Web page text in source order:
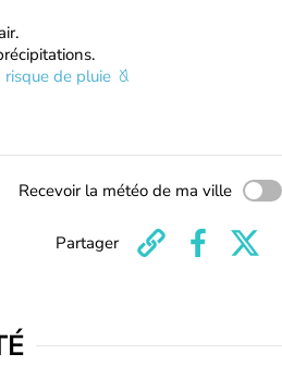
risque de pluie
Recevoir la météo de ma ville
Partager